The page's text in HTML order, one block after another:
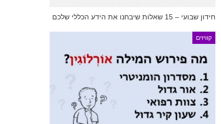
חידון שבועי – 15 שאלות שיבחנו את הידע הכללי שלכם
קוויזים